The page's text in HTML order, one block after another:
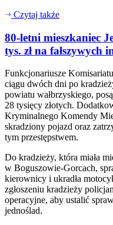
Czytaj także
80-letni mieszkaniec
tys. zł na fałszywych
Funkcjonariusze
ciągu dwóch dni po
powiatu wałbrzyskiego,
28 tysięcy złotych.
Kryminalnego Komendy
skradziony pojazd oraz
tym przestępstwem.
Do kradzieży, która miała
w Boguszowie-Gorcach,
kierownicy i ukradła
zgłoszeniu kradzieży
operacyjne, aby ustalić
jednoślad.